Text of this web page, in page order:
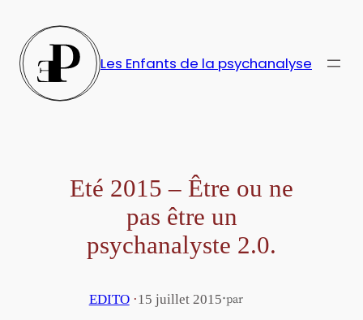
contenu
Les Enfants de la psychanalyse
Eté 2015 – Être ou ne
pas être un
psychanalyste 2.0.
EDITO·15 juillet 2015·par